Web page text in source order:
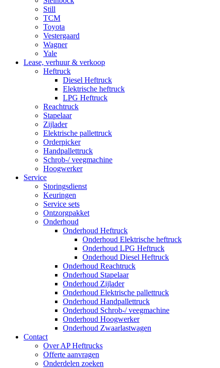
Still
TCM
Toyota
Vestergaard
Wagner
Yale
Lease, verhuur & verkoop
Heftruck
Diesel Heftruck
Elektrische heftruck
LPG Heftruck
Reachtruck
Stapelaar
Zijlader
Elektrische pallettruck
Orderpicker
Handpallettruck
Schrob-/ veegmachine
Hoogwerker
Service
Storingsdienst
Keuringen
Service sets
Ontzorgpakket
Onderhoud
Onderhoud Heftruck
Onderhoud Elektrische heftruck
Onderhoud LPG Heftruck
Onderhoud Diesel Heftruck
Onderhoud Reachtruck
Onderhoud Stapelaar
Onderhoud Zijlader
Onderhoud Elektrische pallettruck
Onderhoud Handpallettruck
Onderhoud Schrob-/ veegmachine
Onderhoud Hoogwerker
Onderhoud Zwaarlastwagen
Contact
Over AP Heftrucks
Offerte aanvragen
Onderdelen zoeken